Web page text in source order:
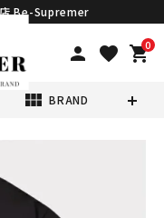
店 Be-Supremer
person favorite 0
shopping_cart
view_module BRAND